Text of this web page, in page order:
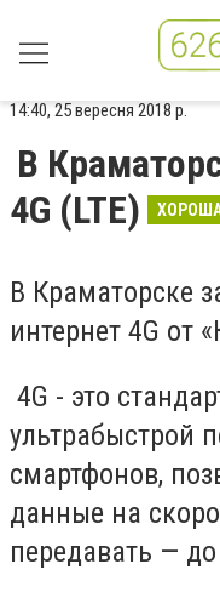
14:40, 25 вересня 2018 р.
В
4G (LTE)
В Краматорске
интернет 4G от
4G - это
ультрабыстрой
смартфонов,
данные на
передавать —